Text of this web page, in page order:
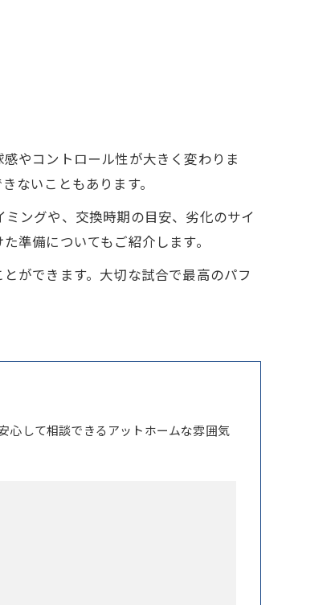
やコントロール性が大きく変わりま
ないこともあります。
ングや、交換時期の目安、劣化のサイ
準備についてもご紹介します。
ができます。大切な試合で最高のパフ
心して相談できるアットホームな雰囲気